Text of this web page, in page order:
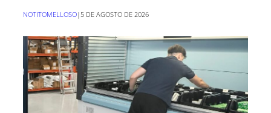
NOTITOMELLOSO| 5 DE AGOSTO DE 2026